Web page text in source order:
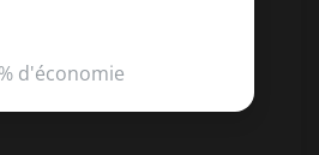
d'économie